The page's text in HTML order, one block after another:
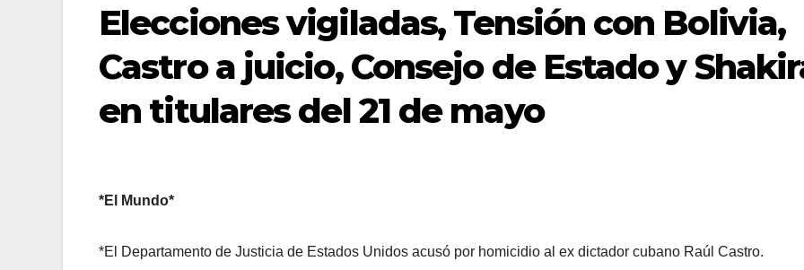
Elecciones vigiladas, Tensión con Bolivia,
Castro a juicio, Consejo de Estado y
en titulares del 21 de mayo
*El Mundo*
*El Departamento de Justicia de Estados Unidos acusó por homicidio al ex dictador cubano Raúl Castro.